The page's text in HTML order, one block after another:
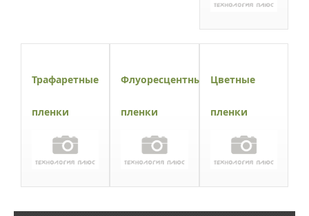
Трафаретные
пленки
Флуоресцентные
пленки
Цветные
пленки